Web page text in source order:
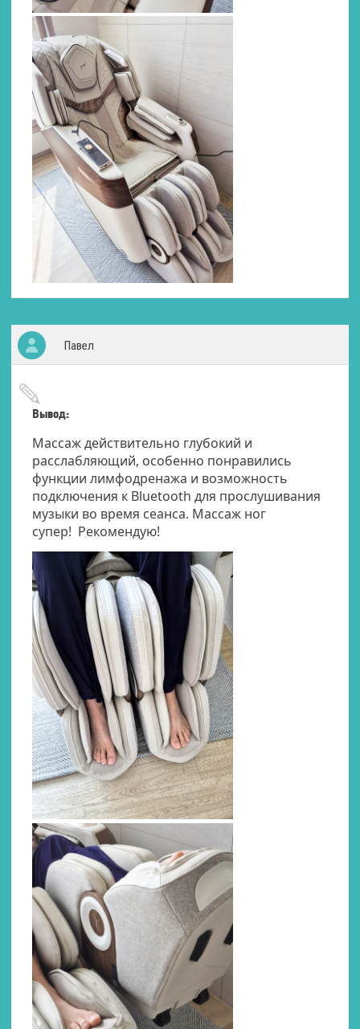
Поясница
Икры
Количество уровней
интенсивности
Характеристики Hi-Fi системы
Кол-во каналов
2 шт.
Мощность
160 Вт.
Павел
Вывод:
Массаж действительно глубокий и
расслабляющий, особенно понравились
функции лимфодренажа и возможность
подключения к Bluetooth для прослушивания
музыки во время сеанса. Массаж ног
супер! Рекомендую!